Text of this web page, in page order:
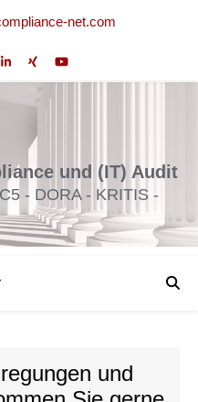
moc.t
en-ec
nailp
und (IT) Audit
- DORA - KRITIS -
und